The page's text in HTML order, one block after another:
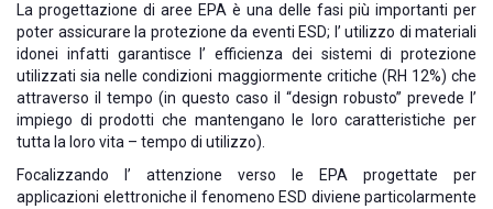
La progettazione di aree EPA è una delle fasi più importanti per
poter assicurare la protezione da eventi ESD; l’ utilizzo di materiali
idonei infatti garantisce l’ efficienza dei sistemi di protezione
utilizzati sia nelle condizioni maggiormente critiche (RH 12%) che
attraverso il tempo (in questo caso il “design robusto” prevede l’
impiego di prodotti che mantengano le loro caratteristiche per
tutta la loro vita – tempo di utilizzo).
Focalizzando l’ attenzione verso le EPA progettate per
applicazioni elettroniche il fenomeno ESD diviene particolarmente